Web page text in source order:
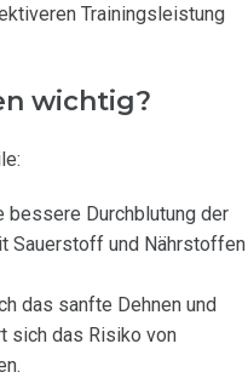
Trainingsleistung
wichtig?
bessere Durchblutung der
Sauerstoff und Nährstoffen
das sanfte Dehnen und
sich das Risiko von